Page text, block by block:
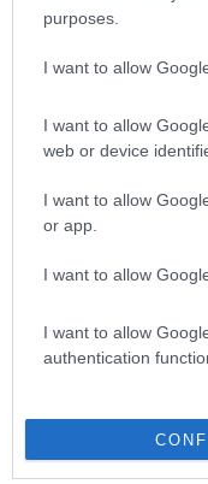
purposes.
I want to allow
I want to allow
web or device
I want to allow
or app.
I want to allow
I want to allow
authentication
Anni era SU confine
maggior parte
chi si